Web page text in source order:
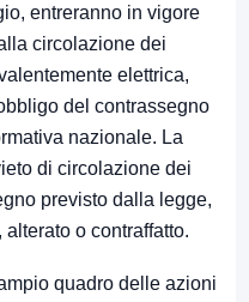
entreranno in vigore
circolazione dei
elettrica,
del contrassegno
nazionale. La
di circolazione dei
previsto dalla legge,
o contraffatto.
quadro delle azioni